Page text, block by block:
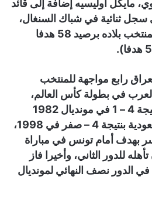
مايكل أوليسيه إضافة إلى قائد
سجل ثنائية في شباك السنغال،
ليصبح الهداف التاريخي لمنتخب بلاده برصيد 58 هدفا
رابع مواجهة للمنتخب
في بطولة كأس العالم،
حيث فاز على الكويت بنتيجة 4 – 1 في مونديال 1982
بإسبانيا، وتغلب على السعودية بنتيجة 4 – صفر في 1998،
بهدف أمام تونس في مباراة
للدور الثاني، وأخيرا فاز
على المغرب بنتيجة 2-0 في الدور نصف النهائي لمونديال